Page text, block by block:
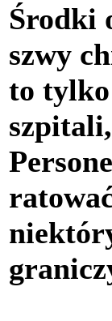
Środki
szwy
to